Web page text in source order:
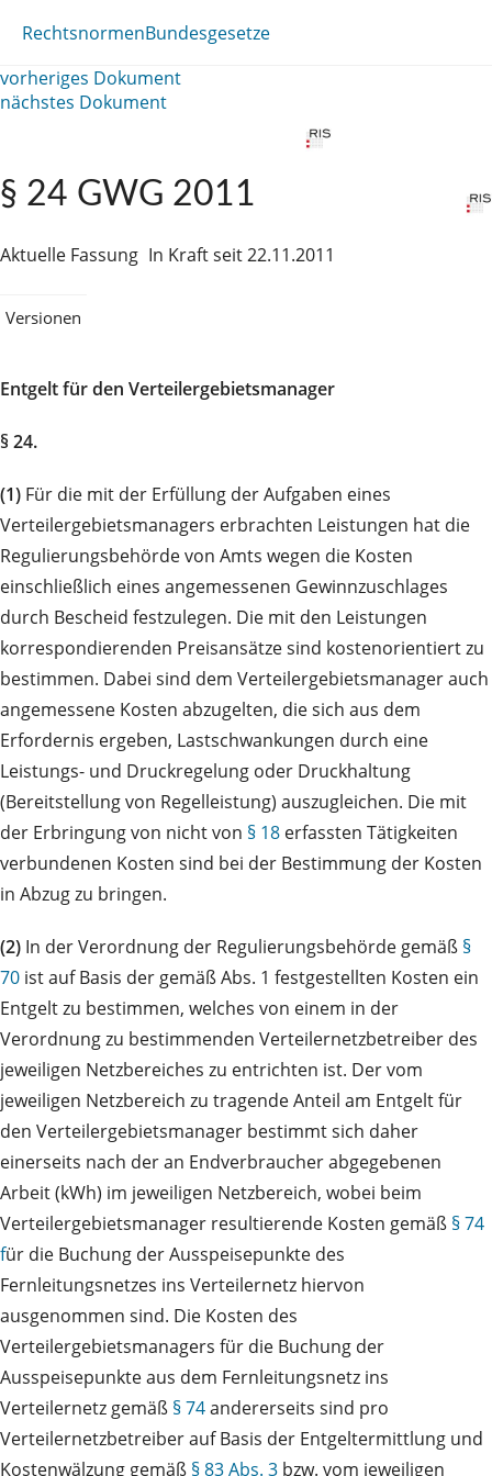
RechtsnormenBundesgesetze
vorheriges Dokument
nächstes Dokument
§ 24 GWG 2011
Aktuelle Fassung In Kraft seit 22.11.2011
Versionen
Entgelt für den Verteilergebietsmanager
§ 24.
(1) Für die mit der Erfüllung der Aufgaben eines
Verteilergebietsmanagers erbrachten Leistungen hat die
Regulierungsbehörde von Amts wegen die Kosten
einschließlich eines angemessenen Gewinnzuschlages
durch Bescheid festzulegen. Die mit den Leistungen
korrespondierenden Preisansätze sind kostenorientiert zu
bestimmen. Dabei sind dem Verteilergebietsmanager auch
angemessene Kosten abzugelten, die sich aus dem
Erfordernis ergeben, Lastschwankungen durch eine
Leistungs- und Druckregelung oder Druckhaltung
(Bereitstellung von Regelleistung) auszugleichen. Die mit
der Erbringung von nicht von § 18 erfassten Tätigkeiten
verbundenen Kosten sind bei der Bestimmung der Kosten
in Abzug zu bringen.
(2) In der Verordnung der Regulierungsbehörde gemäß §
70 ist auf Basis der gemäß Abs. 1 festgestellten Kosten ein
Entgelt zu bestimmen, welches von einem in der
Verordnung zu bestimmenden Verteilernetzbetreiber des
jeweiligen Netzbereiches zu entrichten ist. Der vom
jeweiligen Netzbereich zu tragende Anteil am Entgelt für
den Verteilergebietsmanager bestimmt sich daher
einerseits nach der an Endverbraucher abgegebenen
Arbeit (kWh) im jeweiligen Netzbereich, wobei beim
Verteilergebietsmanager resultierende Kosten gemäß § 74
für die Buchung der Ausspeisepunkte des
Fernleitungsnetzes ins Verteilernetz hiervon
ausgenommen sind. Die Kosten des
Verteilergebietsmanagers für die Buchung der
Ausspeisepunkte aus dem Fernleitungsnetz ins
Verteilernetz gemäß § 74andererseits sind pro
Verteilernetzbetreiber auf Basis der Entgeltermittlung und
Kostenwälzung gemäß § 83 Abs. 3 bzw. vom jeweiligen